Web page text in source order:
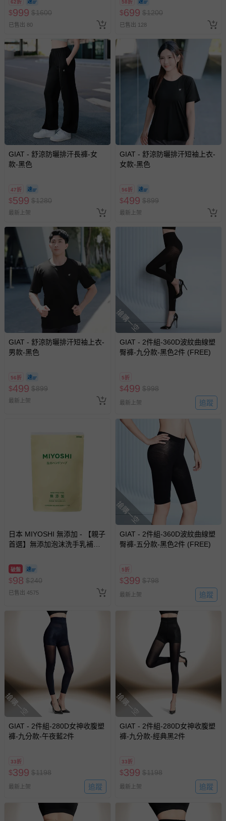
2026/10/16 正券逾期視同現金
券使用
62折
$999 $1600
已售出 80
換，依現場梯次安排入場，逾
期作廢) (兒童票(2歲以上)贈一
名陪伴成人)
58折
$699 $1200
已售出 128
GIAT - 舒涼防曬排汗長褲-女
款-黑色
47折
$599 $1280
最新上架
GIAT - 舒涼防曬排汗短袖上衣-
女款-黑色
56折
$499 $899
最新上架
GIAT - 舒涼防曬排汗短袖上衣-
男款-黑色
56折
$499 $899
最新上架
搶購一空
GIAT - 2件組-360D波紋曲線塑
臀褲-九分款-黑色2件 (FREE)
5折
$499 $998
最新上架 追蹤
日本 MIYOSHI 無添加 - 【親子
首選】無添加泡沫洗手乳補充
破盤
$98 $240
已售出 4575
搶購一空
GIAT - 2件組-360D波紋曲線塑
臀褲-五分款-黑色2件 (FREE)
5折
$399 $798
最新上架 追蹤
搶購一空
GIAT - 2件組-280D女神收腹塑
褲-九分款-午夜藍2件
33折
$399 $1198
最新上架 追蹤
搶購一空
GIAT - 2件組-280D女神收腹塑
褲-九分款-經典黑2件
33折
$399 $1198
最新上架 追蹤